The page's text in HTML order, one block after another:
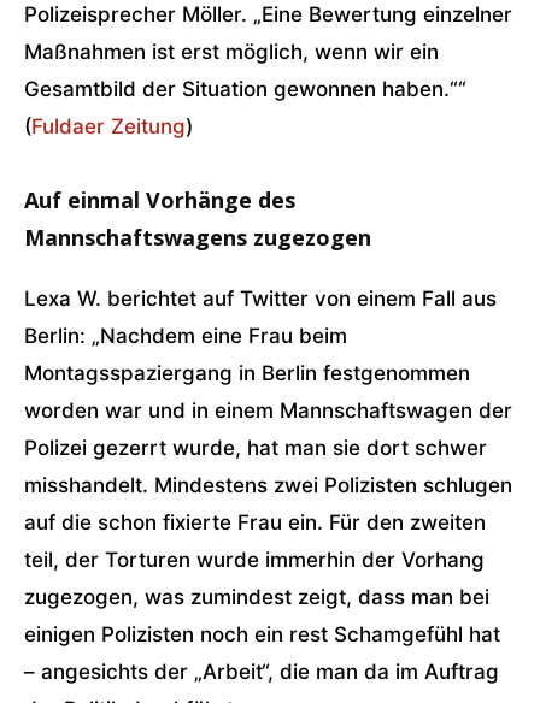
Polizeisprecher Möller. „Eine Bewertung einzelner
Maßnahmen ist erst möglich, wenn wir ein
Gesamtbild der Situation gewonnen haben.““
(Fuldaer Zeitung)
Auf einmal Vorhänge des
Mannschaftswagens zugezogen
Lexa W. berichtet auf Twitter von einem Fall aus
Berlin: „Nachdem eine Frau beim
Montagsspaziergang in Berlin festgenommen
worden war und in einem Mannschaftswagen der
Polizei gezerrt wurde, hat man sie dort schwer
misshandelt. Mindestens zwei Polizisten schlugen
auf die schon fixierte Frau ein. Für den zweiten
teil, der Torturen wurde immerhin der Vorhang
zugezogen, was zumindest zeigt, dass man bei
einigen Polizisten noch ein rest Schamgefühl hat
– angesichts der „Arbeit“, die man da im Auftrag